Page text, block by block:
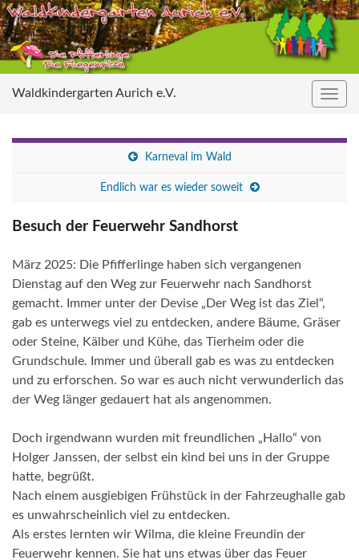
Waldkindergarten Aurich e.V.
Karneval im Wald
Endlich war es wieder soweit
Besuch der Feuerwehr Sandhorst
März 2025: Die Pfifferlinge haben sich vergangenen
Dienstag auf den Weg zur Feuerwehr nach Sandhorst
gemacht. Immer unter der Devise „Der Weg ist das Ziel“,
gab es unterwegs viel zu entdecken, andere Bäume, Gräser
oder Steine, Kälber und Kühe, das Tierheim oder die
Grundschule. Immer und überall gab es was zu entdecken
und zu erforschen. So war es auch nicht verwunderlich das
der Weg länger gedauert hat als angenommen.
Doch irgendwann wurden mit freundlichen „Hallo“ von
Holger Janssen, der selbst ein kind bei uns in der Gruppe
hatte, begrüßt.
Nach einem ausgiebigen Frühstück in der Fahrzeughalle gab
es unwahrscheinlich viel zu entdecken.
Als erstes lernten wir Wilma, die kleine Freundin der
Feuerwehr kennen. Sie hat uns etwas über das Feuer